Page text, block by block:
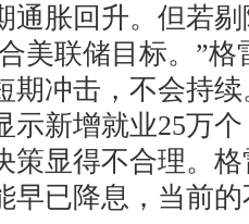
通胀回升。但若
美联储目标。”
期冲击，不会持
示新增就业25万
策显得不合理。
早已降息，当前